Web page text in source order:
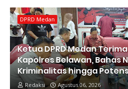
DPRD Medan
Ketua DPRD Medan
Kapolres Belawan, Bahas
Kriminalitas hingga
Redaksi Agustus 06, 2026